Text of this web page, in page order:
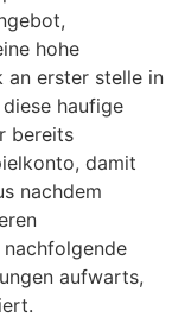
hohe
an erster stelle in
haufige
bereits
damit
nachdem
aufwarts,